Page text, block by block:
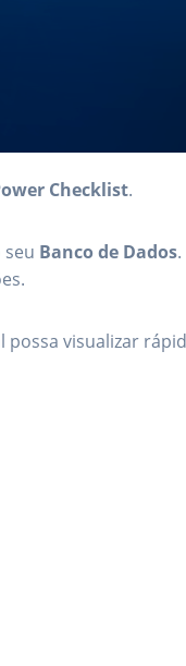
Checklist.
Banco de Dados.
possa visualizar